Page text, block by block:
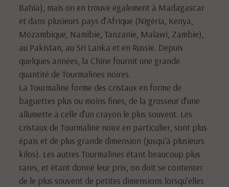
Bahia), mais on en trouve également à Madagascar
et dans plusieurs pays d’Afrique (Nigéria, Kenya,
Mozambique, Namibie, Tanzanie, Malawi, Zambie),
au Pakistan, au Sri Lanka et en Russie. Depuis
quelques années, la Chine fournit une grande
quantité de Tourmalines noires.
La Tourmaline forme des cristaux en forme de
baguettes plus ou moins fines, de la grosseur d’une
allumette à celle d’un crayon le plus souvent. Les
cristaux de Tourmaline noire en particulier, sont plus
épais et de plus grande dimension (jusqu’à plusieurs
kilos). Les autres Tourmalines étant beaucoup plus
rares, et étant donné leur prix, on doit se contenter
de le plus souvent de petites dimensions lorsqu’elles